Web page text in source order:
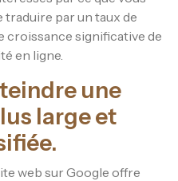
traduire par un taux de
croissance significative de
en ligne.
une
large et
web sur Google offre